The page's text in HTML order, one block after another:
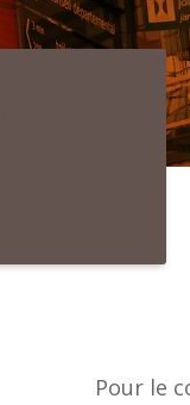
Pour le